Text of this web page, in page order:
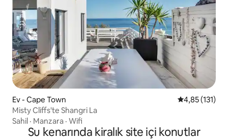
Ev - Cape Town 5 üzerinden
4,85 (131)
Misty Cliffs'te Shangri La
Sahil · Manzara · Wifi
Su kenarında kiralık site içi konutlar